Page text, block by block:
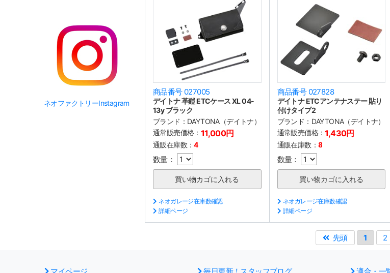
ネオファクトリーInstagram
商品番号 027005
デイトナ 革鎧 ETCケース XL 04-
13y ブラック
ブランド： DAYTONA（デイトナ）
通常販売価格： 11,000円
通販在庫数：4
数量：
ネオガレージ在庫数確認
詳細ページ
商品番号 027828
デイトナ ETCアンテナステー 貼り
付けタイプ2
ブランド： DAYTONA（デイトナ）
通常販売価格：1,430円
通販在庫数： 8
数量：
ネオガレージ在庫数確認
詳細ページ
先頭 1 2